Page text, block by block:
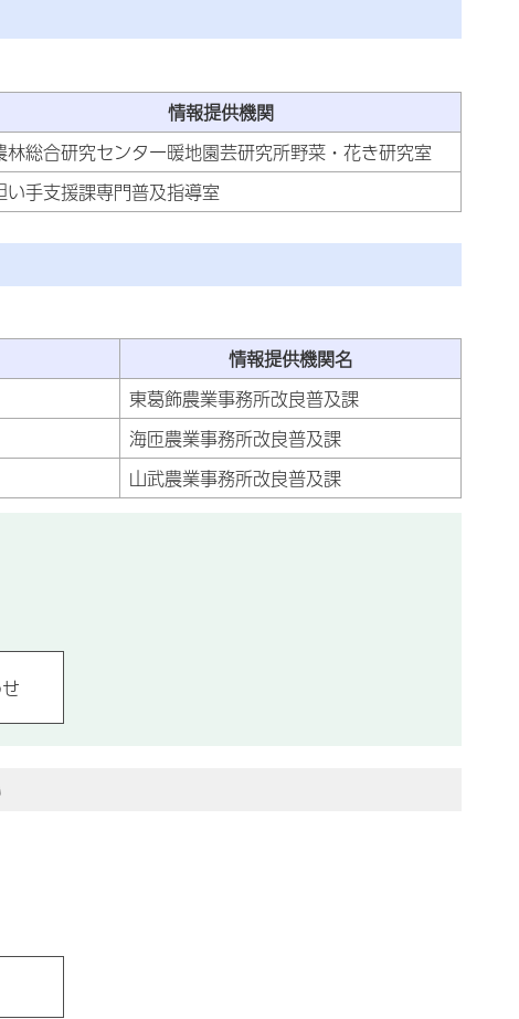
情報提供機関
林総合研究センター暖地園芸研究所野菜・花き研究室
い手支援課専門普及指導室
情報提供機関名
東葛飾農業事務所改良普及課
海匝農業事務所改良普及課
山武農業事務所改良普及課